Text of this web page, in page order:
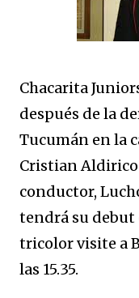
Chacarita
después de la
Tucumán en la
Cristian Aldirico
conductor,
tendrá su debut
tricolor visite a
las 15.35.